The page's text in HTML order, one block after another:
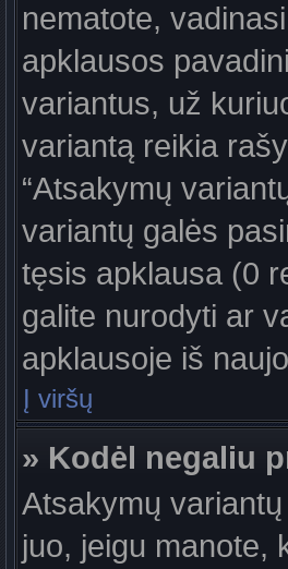
nematote,
apklausos
variantus, už
variantą reikia
“Atsakymų
variantų galės
tęsis apklausa (0
galite nurodyti ar
apklausoje iš
Į viršų
» Kodėl negaliu
Atsakymų
juo, jeigu manote,